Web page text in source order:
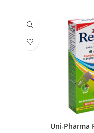
Uni-Pharma